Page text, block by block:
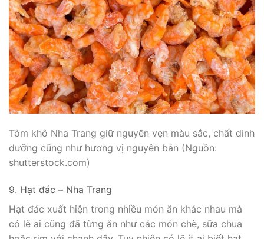
Tôm khô Nha Trang giữ nguyên vẹn màu sắc, chất dinh
dưỡng cũng như hương vị nguyên bản (Nguồn:
shutterstock.com)
9. Hạt đác – Nha Trang
Hạt đác xuất hiện trong nhiều món ăn khác nhau mà
có lẽ ai cũng đã từng ăn như các món chè, sữa chua